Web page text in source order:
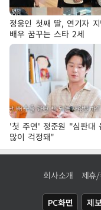
정웅인 첫째 딸, 연기자
배우 꿈꾸는 스타 2세
'첫 주연' 정준원 "심판대
많이 걱정돼"
회사소개 제휴
PC화면 제